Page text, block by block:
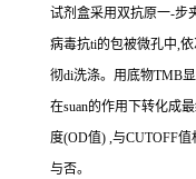
试剂盒采用双抗原一-步
病毒抗ti的包被微孔中,依
彻di洗涤。用底物TMB
在suan的作用下转化成
度(OD值) ,与CUTOFF值
与否。